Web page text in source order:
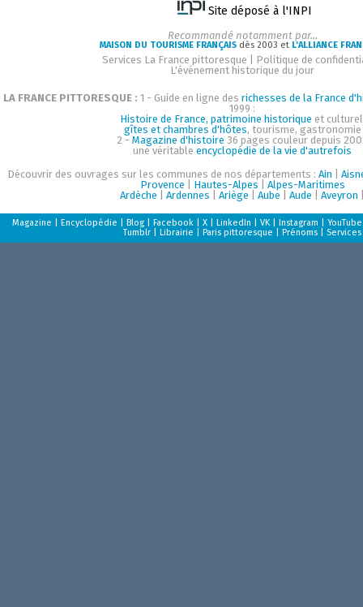
Site déposé à l'INPI
Recommandé notamment par...
MAISON DU TOURISME FRANÇAIS dès 2003 et L'ALLIANCE
Services La France pittoresque
Politique de
L'événement historique du jour
LA FRANCE PITTORESQUE : 1 - Guide en ligne des richesses de la France
1999 :
Histoire de France, patrimoine historique et
gîtes et chambres d'hôtes, tourisme, gastronomie
2 - Magazine d'histoire 36 pages couleur depuis
une véritableencyclopédie de la vie d'autrefois
Découvrir des ouvrages sur les communes de nos départements :Ain |
Provence
Hautes-Alpes
Alpes-Maritimes
Ardèche |Ardennes |Ariège |Aube |Aude |Aveyron
Magazine |Encyclopédie |Blog |Facebook |X |LinkedIn |VK |Instagram |YouTube
Tumblr |Librairie |Paris pittoresque |Prénoms Services